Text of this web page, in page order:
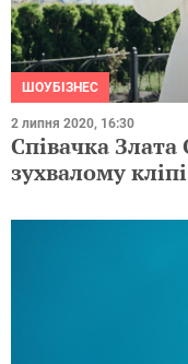
ШОУБІЗНЕС
2 липня 2020, 16:30
Співачка Злата
зухвалому